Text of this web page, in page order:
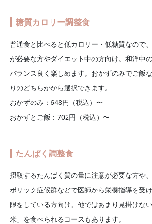
糖質カロリー調整食
普通食と比べると低カロリー・低糖質なので
が必要な方やダイエット中の方向け。和洋中
バランス良く楽しめます。おかずのみでご飯
りのどちらかから選択できます。
おかずのみ：648円（税込）〜
おかずとご飯：702円（税込）〜
たんぱく調整食
摂取するたんぱく質の量に注意が必要な方や
ボリック症候群などで医師から栄養指導を受
限をしている方向け。他ではあまり見掛けな
米」を食べられるコースもあります。